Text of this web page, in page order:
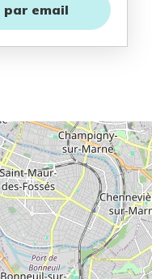
par email